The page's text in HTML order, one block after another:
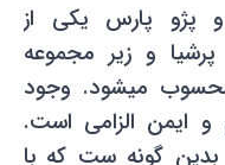
کمک فنر روغنی عقب 405 و پژو پارس یکی از
اصلی خودرو 405 و پرشیا و زیر مجموعه
میشود. وجود
و ایمن الزامی است.
بدین گونه ست که با